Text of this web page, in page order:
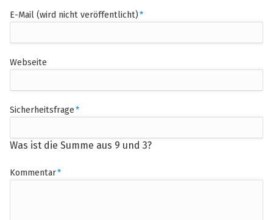
Pflichtfeld
E-Mail (wird nicht veröffentlicht)*
Webseite
Pflichtfeld
Sicherheitsfrage*
Was ist die Summe aus 9 und 3?
Pflichtfeld
Kommentar*